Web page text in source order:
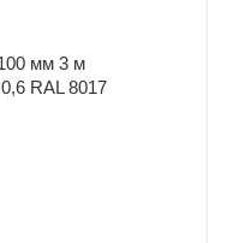
мм 3 м
RAL 8017